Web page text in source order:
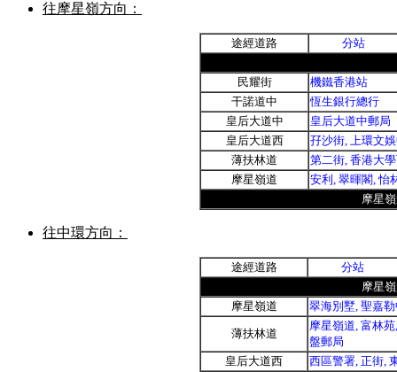
往摩星嶺方向：
途經道路 分站
民耀街
機鐵香港站
干諾道中
恆生銀行總行
皇后大道中
皇后大道中郵局
皇后大道西
孖沙街, 上環文
薄扶林道
第二街, 香港大
摩星嶺道
安利, 翠暉閣, 怡
摩星
往中環方向：
途經道路
分站
摩星
摩星嶺道 翠海別墅, 聖嘉
薄扶林道
摩星嶺道, 富林
盤郵局
皇后大道西
西區警署, 正街,